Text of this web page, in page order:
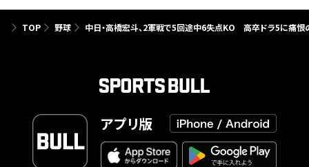
TOP 野球 中日・高橋宏斗、2軍戦で5回途中6失点KO 高卒ドラ5に痛
アプリ版